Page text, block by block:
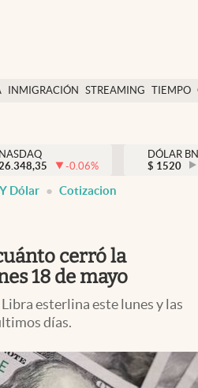
INMIGRACIÓN STREAMING TIEMPO
México
NASDAQ
-0.06%
DÓLAR
$ 1520
Dólar Cotizacion
cerró la
18 de mayo
esterlina este lunes y las
días.